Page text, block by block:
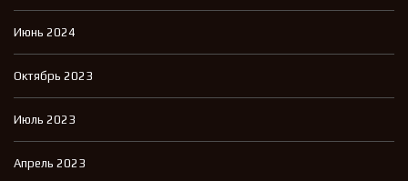
Июнь 2024
Октябрь 2023
Июль 2023
Апрель 2023